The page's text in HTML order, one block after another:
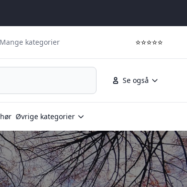
Mange kategorier ⭐⭐⭐⭐⭐
Se også
Øvrige kategorier